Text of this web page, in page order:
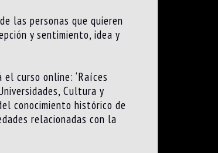
las personas que quieren
y sentimiento, idea y
curso online: ‘Raíces
Cultura y
conocimiento histórico de
relacionadas con la